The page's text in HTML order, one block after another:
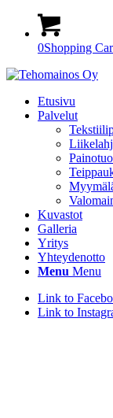
0Shopping
Etusivu
Palvelut
Kuvastot
Galleria
Yritys
Yhteydenotto
Menu Menu
Link to
Link to